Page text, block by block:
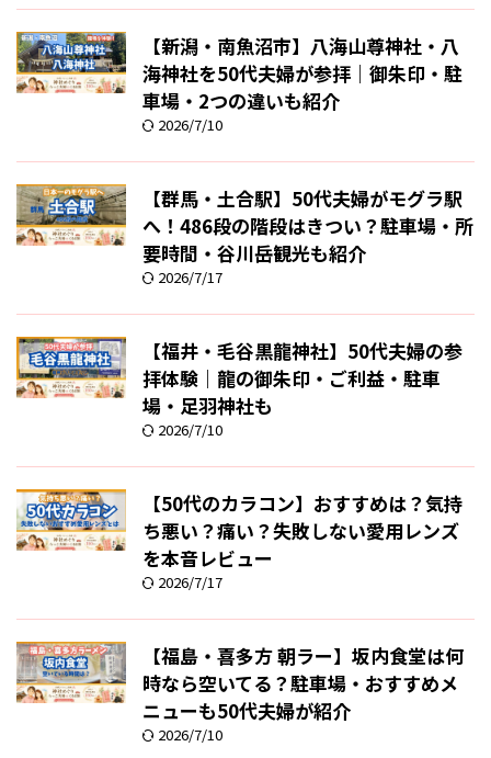
【新潟・南魚沼市】八海山尊神社・八
海神社を50代夫婦が参拝｜御朱印・駐
車場・2つの違いも紹介
2026/7/10
【群馬・土合駅】50代夫婦がモグラ駅
へ！486段の階段はきつい？駐車場・所
要時間・谷川岳観光も紹介
2026/7/17
【福井・毛谷黒龍神社】50代夫婦の参
拝体験｜龍の御朱印・ご利益・駐車
場・足羽神社も
2026/7/10
【50代のカラコン】おすすめは？気持
ち悪い？痛い？失敗しない愛用レンズ
を本音レビュー
2026/7/17
【福島・喜多方 朝ラー】坂内食堂は何
時なら空いてる？駐車場・おすすめメ
ニューも50代夫婦が紹介
2026/7/10